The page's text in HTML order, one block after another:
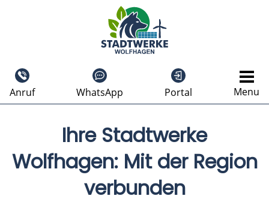
Anruf WhatsApp Portal Menu
Ihre Stadtwerke
Wolfhagen: Mit der Region
verbunden